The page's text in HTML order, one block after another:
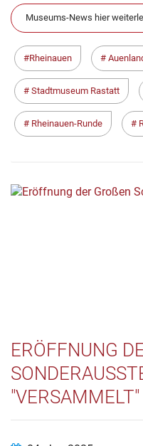
Museums-News hier
Rheinauen
Stadtmuseum Rastatt
Rheinauen-Runde
ERÖFFNUNG
VERSAMMELT"